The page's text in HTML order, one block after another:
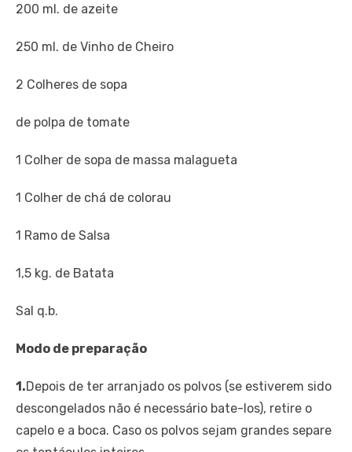
200 ml. de azeite
250 ml. de Vinho de Cheiro
2 Colheres de sopa
de polpa de tomate
1 Colher de sopa de massa malagueta
1 Colher de chá de colorau
1 Ramo de Salsa
1,5 kg. de Batata
Sal q.b.
Modo de preparação
1.Depois de ter arranjado os polvos (se estiverem sido
descongelados não é necessário bate-los), retire o
capelo e a boca. Caso os polvos sejam grandes separe